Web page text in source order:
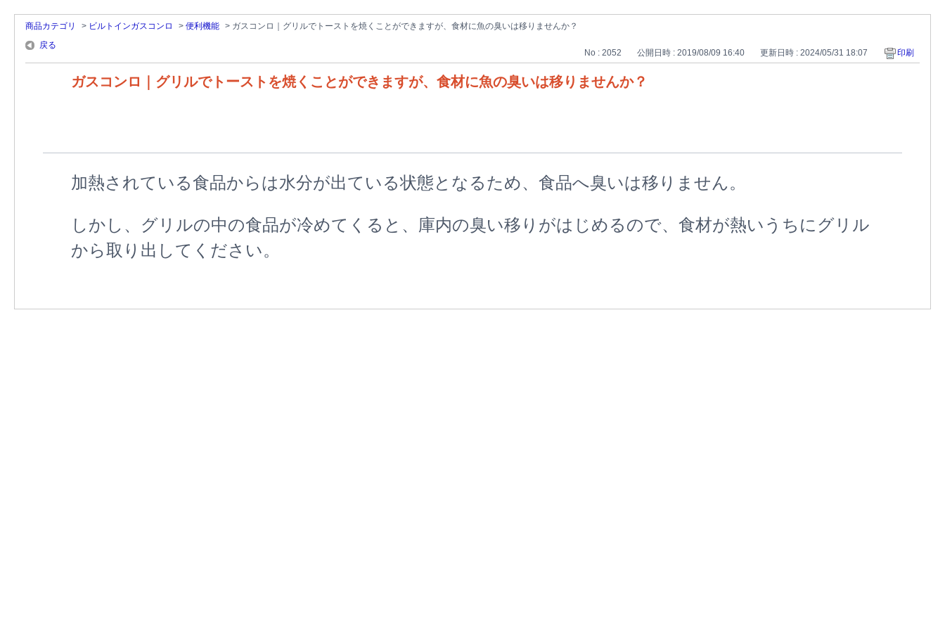
商品カテゴリ > ビルトインガスコンロ > 便利機能 > ガスコンロ｜グリルでトーストを焼くことができますが、食材に魚の臭いは移りませんか？
戻る
No : 2052 公開日時 : 2019/08/09 16:40 更新日時 : 2024/05/31 18:07 印刷
ガスコンロ｜グリルでトーストを焼くことができますが、食材に魚の臭いは移りませんか？
加熱されている食品からは水分が出ている状態となるため、食品へ臭いは移りません。
しかし、グリルの中の食品が冷めてくると、庫内の臭い移りがはじめるので、食材が熱いうちにグリル
から取り出してください。